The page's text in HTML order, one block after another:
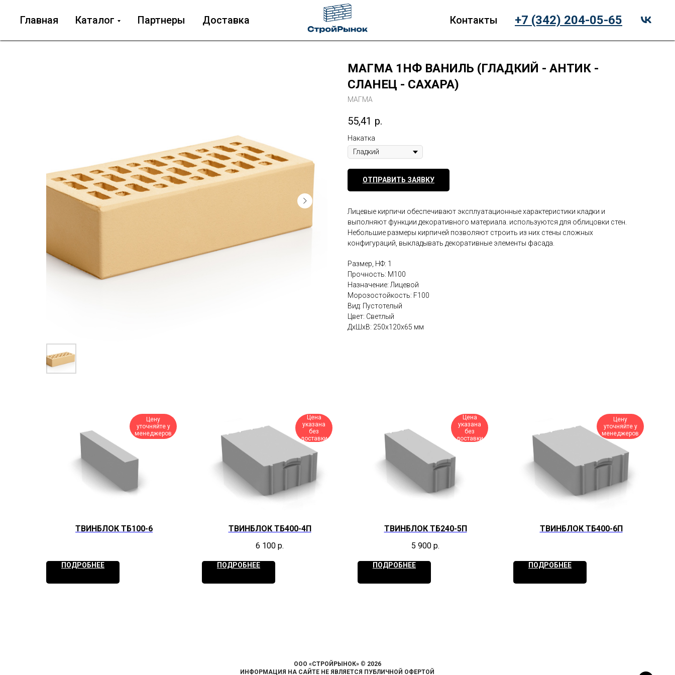
Главная Каталог Партнеры Доставка Контакты +7 (342) 204-05-65
МАГМА 1НФ ВАНИЛЬ (ГЛАДКИЙ - АНТИК -
СЛАНЕЦ - САХАРА)
МАГМА
55,41 р.
Накатка
ОТПРАВИТЬ ЗАЯВКУ
Лицевые кирпичи обеспечивают эксплуатационные характеристики кладки и
выполняют функции декоративного материала. используются для облицовки стен.
Небольшие размеры кирпичей позволяют строить из них стены сложных
конфигураций, выкладывать декоративные элементы фасада.
Размер, НФ: 1
Прочность: М100
Назначение: Лицевой
Морозостойкость: F100
Вид: Пустотелый
Цвет: Светлый
ДxШxВ: 250x120x65 мм
Цену
уточняйте у
менеджеров
ТВИНБЛОК ТБ100-6
ПОДРОБНЕЕ
Цена
указана
без
доставки
ТВИНБЛОК ТБ400-4П
6 100 р.
ПОДРОБНЕЕ
Цена
указана
без
доставки
ТВИНБЛОК ТБ240-5П
5 900 р.
ПОДРОБНЕЕ
Цену
уточняйте у
менеджеров
ТВИНБЛОК ТБ400-6П
ПОДРОБНЕЕ
ООО «СТРОЙРЫНОК» © 2026
ИНФОРМАЦИЯ НА САЙТЕ НЕ ЯВЛЯЕТСЯ ПУБЛИЧНОЙ ОФЕРТОЙ